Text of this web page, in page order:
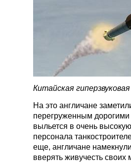
Китайская
На это англичане
перегруженным дорогими
выльется в очень
персонала
еще, англичане
вверять живучесть